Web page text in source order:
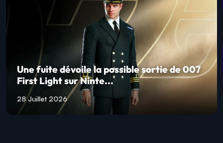
Une fuite dévoile la possible sortie de 007
First Light sur Ninte...
28 Juillet 2026